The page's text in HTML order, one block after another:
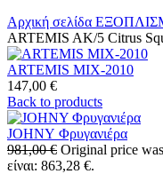
Αρχική σελίδα
ARTEMIS AK/5 Citrus
ARTEMIS MIX-2010
147,00 €
Back to products
JOHNY Φρυγανιέρα
981,00€ Original price
είναι: 863,28 €.